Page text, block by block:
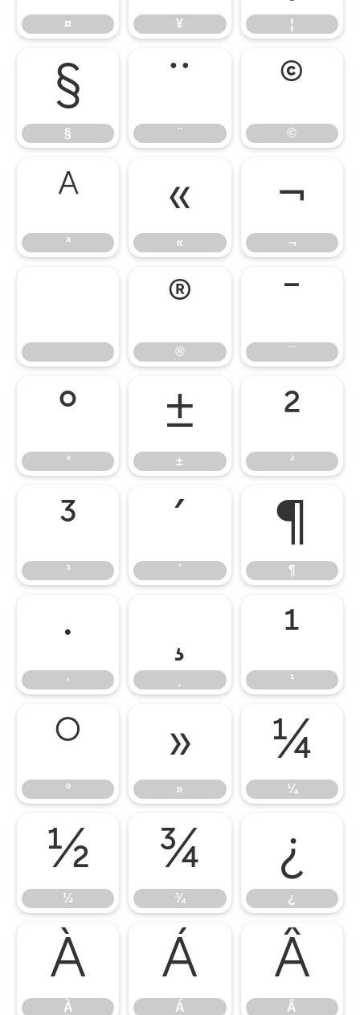
¤ ¥ ¦
§
§ ¨
©
©
ª
ª
«
«
¬
¬
®
® ¯
°
°
±
±
²
²
³
³ ´
¶
¶
·
·
¸ ¹
¹
º
º
»
»
¼
¼
½
½
¾
¾
¿
¿
À
À
Á
Á
Â
Â